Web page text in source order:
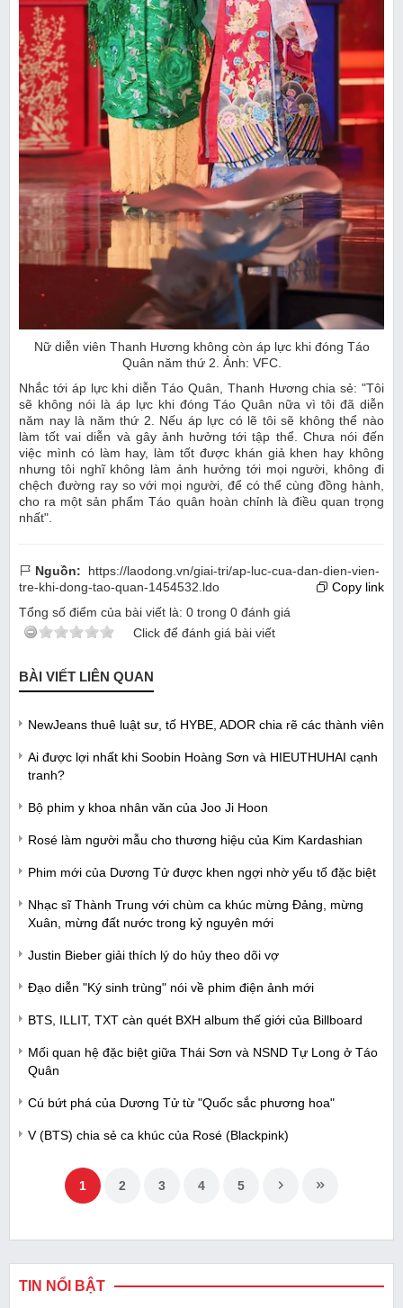
Nữ diễn viên Thanh Hương không còn áp lực khi đóng Táo
Quân năm thứ 2. Ảnh: VFC.
Nhắc tới áp lực khi diễn Táo Quân, Thanh Hương chia sẻ: "Tôi
sẽ không nói là áp lực khi đóng Táo Quân nữa vì tôi đã diễn
năm nay là năm thứ 2. Nếu áp lực có lẽ tôi sẽ không thể nào
làm tốt vai diễn và gây ảnh hưởng tới tập thể. Chưa nói đến
việc mình có làm hay, làm tốt được khán giả khen hay không
nhưng tôi nghĩ không làm ảnh hưởng tới mọi người, không đi
chệch đường ray so với mọi người, để có thể cùng đồng hành,
cho ra một sản phẩm Táo quân hoàn chỉnh là điều quan trọng
nhất".
Nguồn:
https://laodong.vn/giai-tri/ap-luc-cua-dan-dien-vien-
tre-khi-dong-tao-quan-1454532.ldo
Copy link
Tổng số điểm của bài viết là: 0 trong 0 đánh giá
Click để đánh giá bài viết
BÀI VIẾT LIÊN QUAN
NewJeans thuê luật sư, tố HYBE, ADOR chia rẽ các thành viên
Ai được lợi nhất khi Soobin Hoàng Sơn và HIEUTHUHAI cạnh
tranh?
Bộ phim y khoa nhân văn của Joo Ji Hoon
Rosé làm người mẫu cho thương hiệu của Kim Kardashian
Phim mới của Dương Tử được khen ngợi nhờ yếu tố đặc biệt
Nhạc sĩ Thành Trung với chùm ca khúc mừng Đảng, mừng
Xuân, mừng đất nước trong kỷ nguyên mới
Justin Bieber giải thích lý do hủy theo dõi vợ
Đạo diễn "Ký sinh trùng" nói về phim điện ảnh mới
BTS, ILLIT, TXT càn quét BXH album thế giới của Billboard
Mối quan hệ đặc biệt giữa Thái Sơn và NSND Tự Long ở Táo
Quân
Cú bứt phá của Dương Tử từ "Quốc sắc phương hoa"
V (BTS) chia sẻ ca khúc của Rosé (Blackpink)
1 2 3 4 5
TIN NỔI BẬT